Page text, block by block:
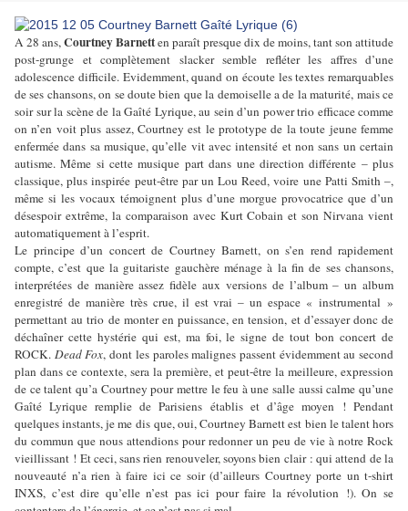
A 28 ans,Courtney Barnetten paraît presque dix de moins, tant son attitude
post-grunge et complètement slacker semble refléter les affres d’une
adolescence difficile. Evidemment, quand on écoute les textes remarquables
de ses chansons, on se doute bien que la demoiselle a de la maturité, mais ce
soir sur la scène de la Gaîté Lyrique, au sein d’un power trio efficace comme
on n’en voit plus assez, Courtney est le prototype de la toute jeune femme
enfermée dans sa musique, qu’elle vit avec intensité et non sans un certain
autisme. Même si cette musique part dans une direction différente – plus
classique, plus inspirée peut-être par un Lou Reed, voire une Patti Smith –,
même si les vocaux témoignent plus d’une morgue provocatrice que d’un
désespoir extrême, la comparaison avec Kurt Cobain et son Nirvana vient
automatiquement à l’esprit.
Le principe d’un concert de Courtney Barnett, on s’en rend rapidement
compte, c’est que la guitariste gauchère ménage à la fin de ses chansons,
interprétées de manière assez fidèle aux versions de l’album – un album
enregistré de manière très crue, il est vrai – un espace « instrumental »
permettant au trio de monter en puissance, en tension, et d’essayer donc de
déchaîner cette hystérie qui est, ma foi, le signe de tout bon concert de
ROCK. Dead Fox, dont les paroles malignes passent évidemment au second
plan dans ce contexte, sera la première, et peut-être la meilleure, expression
de ce talent qu’a Courtney pour mettre le feu à une salle aussi calme qu’une
Gaîté Lyrique remplie de Parisiens établis et d’âge moyen ! Pendant
quelques instants, je me dis que, oui, Courtney Barnett est bien le talent hors
du commun que nous attendions pour redonner un peu de vie à notre Rock
vieillissant ! Et ceci, sans rien renouveler, soyons bien clair : qui attend de la
nouveauté n’a rien à faire ici ce soir (d’ailleurs Courtney porte un t-shirt
INXS, c’est dire qu’elle n’est pas ici pour faire la révolution !). On se